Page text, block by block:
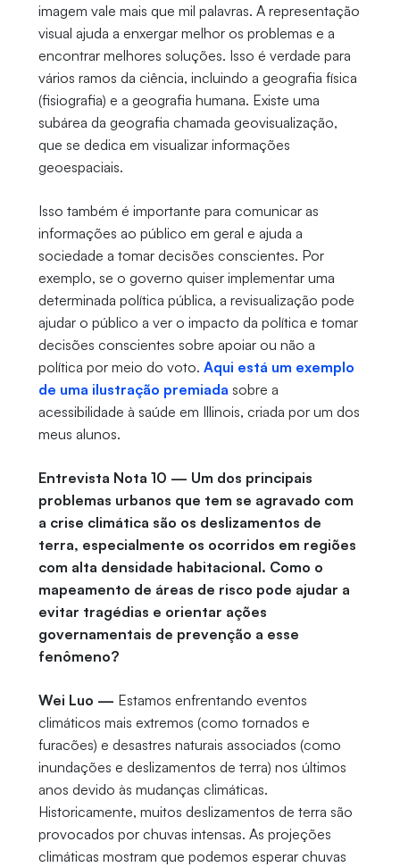
imagem vale mais que mil palavras. A representação
visual ajuda a enxergar melhor os problemas e a
encontrar melhores soluções. Isso é verdade para
vários ramos da ciência, incluindo a geografia física
(fisiografia) e a geografia humana. Existe uma
subárea da geografia chamada geovisualização,
que se dedica em visualizar informações
geoespaciais.
Isso também é importante para comunicar as
informações ao público em geral e ajuda a
sociedade a tomar decisões conscientes. Por
exemplo, se o governo quiser implementar uma
determinada política pública, a revisualização pode
ajudar o público a ver o impacto da política e tomar
decisões conscientes sobre apoiar ou não a
política por meio do voto. Aqui está um exemplo
de uma ilustração premiada sobre a
acessibilidade à saúde em Illinois, criada por um dos
meus alunos.
Entrevista Nota 10 — Um dos principais
problemas urbanos que tem se agravado com
a crise climática são os deslizamentos de
terra, especialmente os ocorridos em regiões
com alta densidade habitacional. Como o
mapeamento de áreas de risco pode ajudar a
evitar tragédias e orientar ações
governamentais de prevenção a esse
fenômeno?
Wei Luo — Estamos enfrentando eventos
climáticos mais extremos (como tornados e
furacões) e desastres naturais associados (como
inundações e deslizamentos de terra) nos últimos
anos devido às mudanças climáticas.
Historicamente, muitos deslizamentos de terra são
provocados por chuvas intensas. As projeções
climáticas mostram que podemos esperar chuvas